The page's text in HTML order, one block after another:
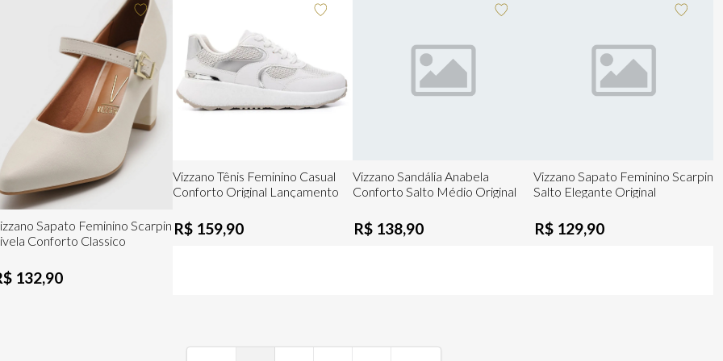
Sapato Feminino Scarpin
Conforto Classico
132,90
Vizzano Tênis Feminino Casual
Conforto Original Lançamento
R$ 159,90
Vizzano Sandália Anabela
Conforto Salto Médio Original
R$ 138,90
Vizzano Sapato Feminino Scarpin
Salto Elegante Original
R$ 129,90